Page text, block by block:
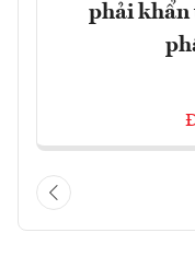
phải khẩn